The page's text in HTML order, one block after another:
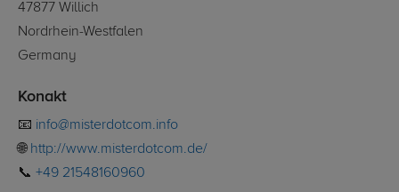
47877 Willich
Nordrhein-Westfalen
Germany
Konakt
📧 info@misterdotcom.info
🌐 http://www.misterdotcom.de/
📞 +49 21548160960